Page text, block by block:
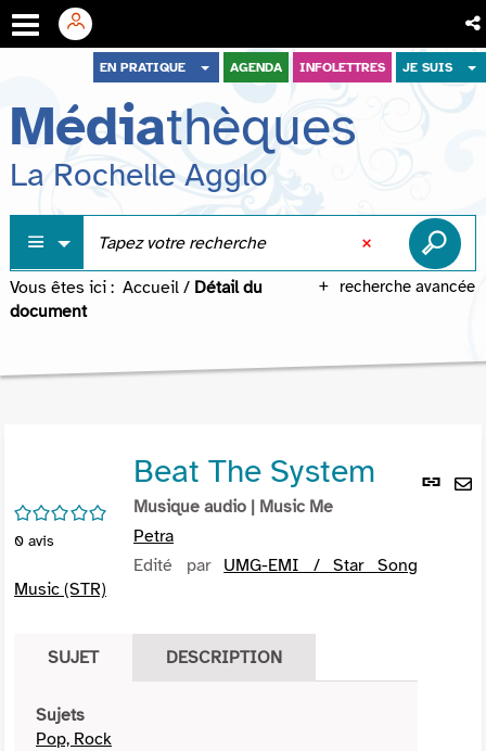
menu
contenu
recherche
EN PRATIQUE AGENDA INFOLETTRES JE SUIS
Médiathèques
La Rochelle Agglo
recherche avancée
Vous êtes ici : Accueil / Détail du
document
Lien
/5
0 avis
Beat The System
Musique audio | Music Me
Petra
Edité par UMG-EMI / Star Song
Music (STR)
SUJET DESCRIPTION
Sujets
Pop, Rock